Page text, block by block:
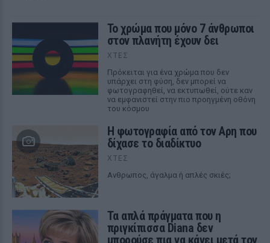
Το χρώμα που μόνο 7 άνθρωποι
στον πλανήτη έχουν δει
ΧΤΕΣ
Πρόκειται για ένα χρώμα που δεν
υπάρχει στη φύση, δεν μπορεί να
φωτογραφηθεί, να εκτυπωθεί, ούτε καν
να εμφανιστεί στην πιο προηγμένη οθόνη
του κόσμου
Η φωτογραφία από τον Αρη που
δίχασε το διαδίκτυο
ΧΤΕΣ
Ανθρωπος, άγαλμα ή απλές σκιές;
Τα απλά πράγματα που η
πριγκίπισσα Diana δεν
μπορούσε πια να κάνει μετά τον